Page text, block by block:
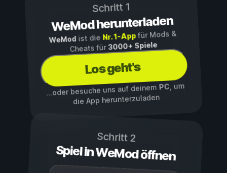
Schritt 1
WeMod herunterladen
WeMod ist die Nr. 1-Appfür Mods &
Cheats für3000+ Spiele
Los geht's
...oder besuche uns auf deinemPC, um
die App herunterzuladen
Schritt 2
Spiel in WeMod öffnen